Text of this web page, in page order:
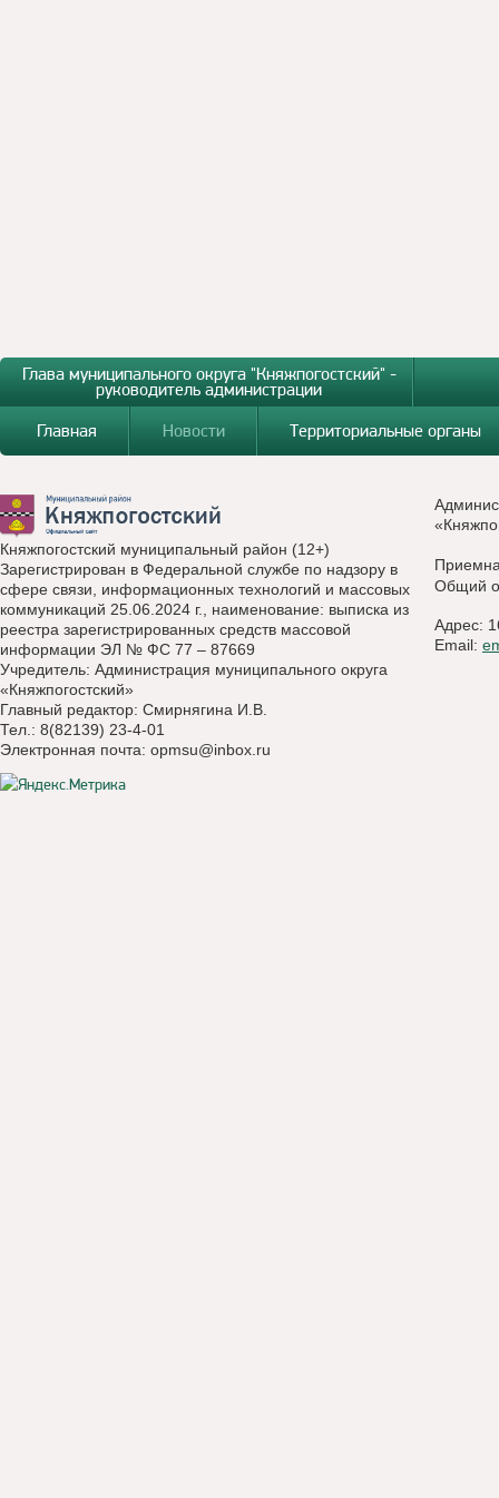
Глава муниципального округа "Княжпогостский" -
руководитель администрации
Главная
Новости Территориальные органы
Княжпогостский муниципальный район (12+)
Зарегистрирован в Федеральной службе по надзору в
сфере связи, информационных технологий и массовых
коммуникаций 25.06.2024 г., наименование: выписка из
реестра зарегистрированных средств массовой
информации ЭЛ № ФС 77 – 87669
Учредитель: Администрация муниципального округа
«Княжпогостский»
Главный редактор: Смирнягина И.В.
Тел.: 8(82139) 23-4-01
Электронная почта: opmsu@inbox.ru
Общий
Адрес:
Email: